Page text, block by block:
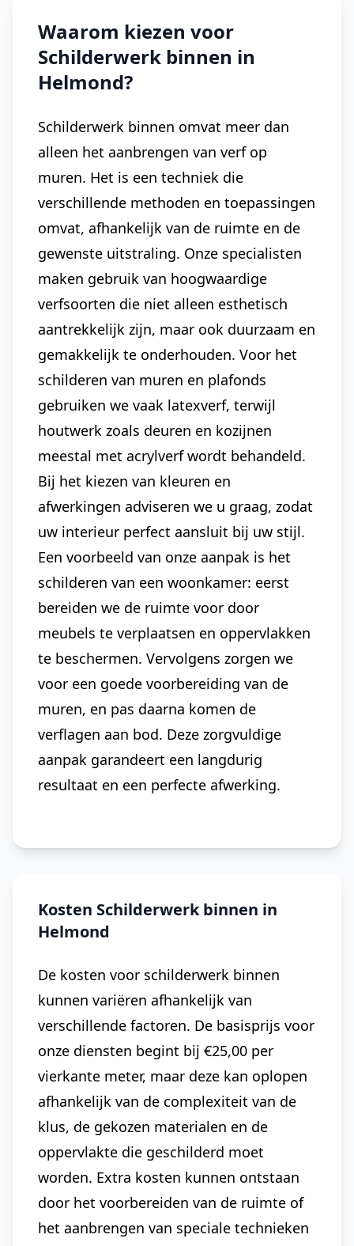
Waarom kiezen voor
Schilderwerk binnen in
Helmond?
Schilderwerk binnen omvat meer dan
alleen het aanbrengen van verf op
muren. Het is een techniek die
verschillende methoden en toepassingen
omvat, afhankelijk van de ruimte en de
gewenste uitstraling. Onze specialisten
maken gebruik van hoogwaardige
verfsoorten die niet alleen esthetisch
aantrekkelijk zijn, maar ook duurzaam en
gemakkelijk te onderhouden. Voor het
schilderen van muren en plafonds
gebruiken we vaak latexverf, terwijl
houtwerk zoals deuren en kozijnen
meestal met acrylverf wordt behandeld.
Bij het kiezen van kleuren en
afwerkingen adviseren we u graag, zodat
uw interieur perfect aansluit bij uw stijl.
Een voorbeeld van onze aanpak is het
schilderen van een woonkamer: eerst
bereiden we de ruimte voor door
meubels te verplaatsen en oppervlakken
te beschermen. Vervolgens zorgen we
voor een goede voorbereiding van de
muren, en pas daarna komen de
verflagen aan bod. Deze zorgvuldige
aanpak garandeert een langdurig
resultaat en een perfecte afwerking.
Kosten Schilderwerk binnen in
Helmond
De kosten voor schilderwerk binnen
kunnen variëren afhankelijk van
verschillende factoren. De basisprijs voor
onze diensten begint bij €25,00 per
vierkante meter, maar deze kan oplopen
afhankelijk van de complexiteit van de
klus, de gekozen materialen en de
oppervlakte die geschilderd moet
worden. Extra kosten kunnen ontstaan
door het voorbereiden van de ruimte of
het aanbrengen van speciale technieken